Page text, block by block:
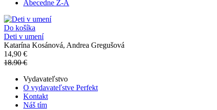
Abecedne Z-A
Do košíka
Deti v umení
Katarína Kosánová, Andrea Gregušová
14,90 €
18.90 €
Vydavateľstvo
O vydavateľstve Perfekt
Kontakt
Náš tím